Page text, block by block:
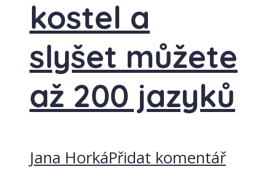
kostel a
slyšet můžete
až 200 jazyků
Jana HorkáPřidat komentář